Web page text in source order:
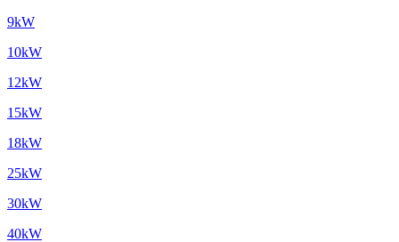
9kW
10kW
12kW
15kW
18kW
25kW
30kW
40kW